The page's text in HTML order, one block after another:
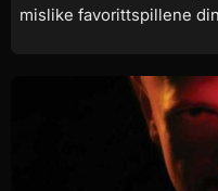
mislike favorittspillene